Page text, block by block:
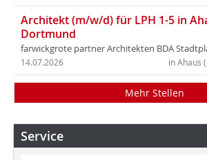
Architekt (m/w/d) für LPH 1-5 in
Dortmund
farwickgrote partner Architekten BDA
in Ahaus
14.07.2026
Mehr Stellen
Service